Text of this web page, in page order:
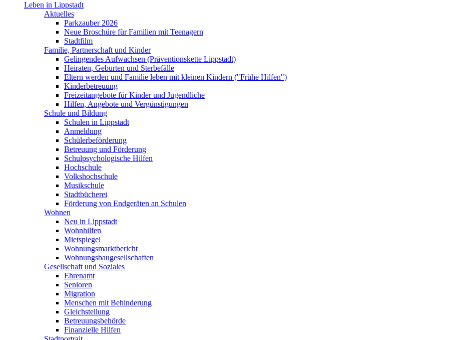
Leben in Lippstadt
Aktuelles
Parkzauber 2026
Neue Broschüre für Familien mit Teenagern
Stadtfilm
Familie, Partnerschaft und Kinder
Gelingendes Aufwachsen (Präventionskette Lippstadt)
Heiraten, Geburten und Sterbefälle
Eltern werden und Familie leben mit kleinen Kindern ("Frühe Hilfen")
Kinderbetreuung
Freizeitangebote für Kinder und Jugendliche
Hilfen, Angebote und Vergünstigungen
Schule und Bildung
Schulen in Lippstadt
Anmeldung
Schülerbeförderung
Betreuung und Förderung
Schulpsychologische Hilfen
Hochschule
Volkshochschule
Musikschule
Stadtbücherei
Förderung von Endgeräten an Schulen
Wohnen
Neu in Lippstadt
Wohnhilfen
Mietspiegel
Wohnungsmarktbericht
Wohnungsbaugesellschaften
Gesellschaft und Soziales
Ehrenamt
Senioren
Migration
Menschen mit Behinderung
Gleichstellung
Betreuungsbehörde
Finanzielle Hilfen